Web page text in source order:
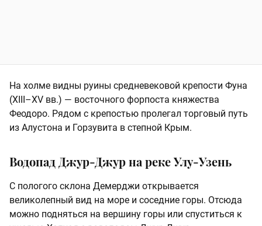
На холме видны руины средневековой крепости Фуна
(XIII–XV вв.) — восточного форпоста княжества
Феодоро. Рядом с крепостью пролегал торговый путь
из Алустона и Горзувита в степной Крым.
Водопад Джур-Джур на реке Улу-Узень
С пологого склона Демерджи открывается
великолепный вид на море и соседние горы. Отсюда
можно подняться на вершину горы или спуститься к